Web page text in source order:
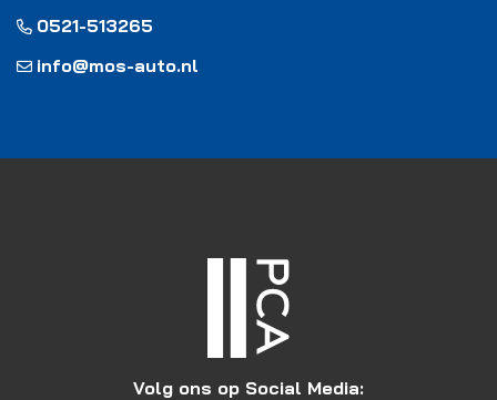
0521-513265
info@mos-auto.nl
Volg ons op Social Media: